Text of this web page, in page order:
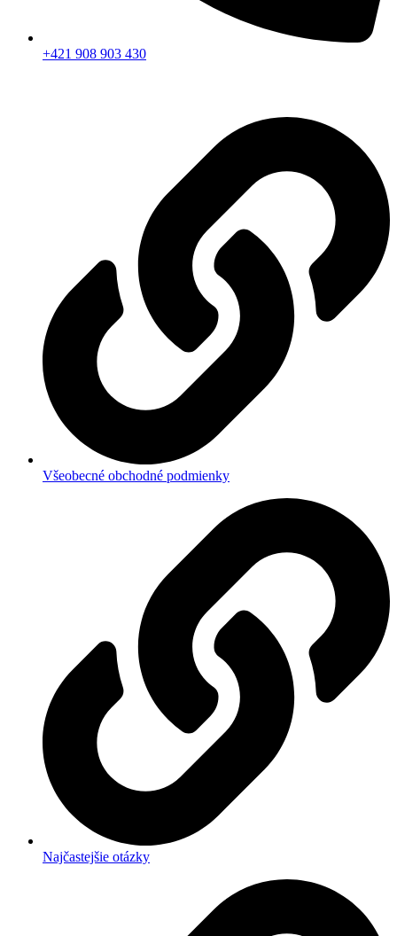
+421 908 903 430
Všeobecné obchodné podmienky
Najčastejšie otázky